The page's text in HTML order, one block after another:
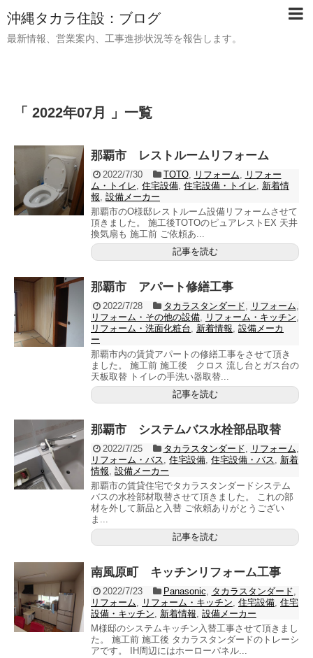
沖縄タカラ住設：ブログ
最新情報、営業案内、工事進捗状況等を報告します。
「 2022年07月 」一覧
那覇市 レストルームリフォーム
2022/7/30 TOTO, リフォーム
リフォー
ム・トイレ 住宅設備 住宅設備・トイレ
新着情
報 設備メーカー
那覇市のO様邸レストルーム設備リフォームさせて
頂きました。 施工後TOTOのピュアレストEX 天井
換気扇も 施工前 ご依頼あ...
記事を読む
那覇市 アパート修繕工事
2022/7/28 タカラスタンダード リフォーム
リフォーム・その他の設備
リフォーム・キッチン
リフォーム・洗面化粧台
新着情報 設備メーカ
ー
那覇市内の賃貸アパートの修繕工事をさせて頂き
ました。 施工前 施工後 クロス 流し台とガス台の
天板取替 トイレの手洗い器取替...
記事を読む
那覇市 システムバス水栓部品取替
2022/7/25 タカラスタンダード リフォーム
リフォーム・バス
住宅設備 住宅設備・バス
新着
情報 設備メーカー
那覇市の賃貸住宅でタカラスタンダードシステム
バスの水栓部材取替させて頂きました。 これの部
材を外して新品と入替 ご依頼ありがとうござい
ま...
記事を読む
南風原町 キッチンリフォーム工事
2022/7/23 Panasonic タカラスタンダード
リフォーム
リフォーム・キッチン 住宅設備 住宅
設備・キッチン
新着情報 設備メーカー
M様邸のシステムキッチン入替工事させて頂きまし
た。 施工前 施工後 タカラスタンダードのトレーシ
アです。 IH周辺にはホーローパネル...